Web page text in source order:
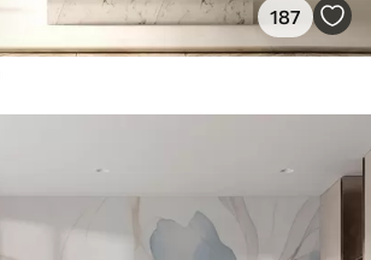
187